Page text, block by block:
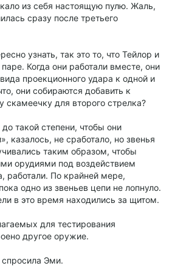
из себя настоящую пулю. Жаль,
сразу после третьего
узнать, так это то, что Тейлор и
Когда они работали вместе, они
проекционного удара к одной и
они собираются добавить к
скамеечку для второго стрелка?
такой степени, чтобы они
казалось, не сработало, но звенья
таким образом, чтобы
орудиями под воздействием
работали. По крайней мере,
одно из звеньев цепи не лопнуло.
в это время находились за щитом.
для тестирования
другое оружие.
Эми.